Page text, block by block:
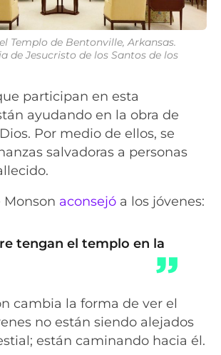
Templo de Bentonville, Arkansas.
de Jesucristo de los Santos de los
participan en esta
ayudando en la obra de
Por medio de ellos, se
salvadoras a personas
Monson aconsejó a los jóvenes:
tengan el templo en la
cambia la forma de ver el
no están siendo alejados
están caminando hacia él.